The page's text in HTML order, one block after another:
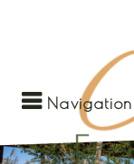
Navigation